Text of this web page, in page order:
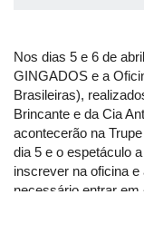
Nos dias 5 e 6 de
GINGADOS e a
Brasileiras),
Brincante e da Cia
acontecerão na
dia 5 e o espetáculo
inscrever na oficina
necessário entrar